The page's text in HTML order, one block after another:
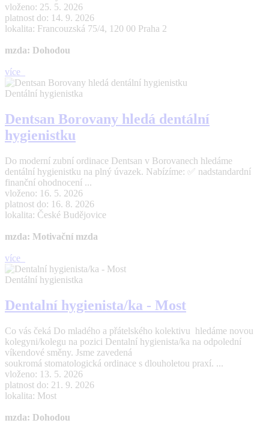
vloženo: 25. 5. 2026
platnost do: 14. 9. 2026
lokalita: Francouzská 75/4, 120 00 Praha 2
mzda: Dohodou
více
Dentální hygienistka
Dentsan Borovany hledá dentální
hygienistku
Do moderní zubní ordinace Dentsan v Borovanech hledáme
dentální hygienistku na plný úvazek. Nabízíme: ✅ nadstandardní
finanční ohodnocení ...
vloženo: 16. 5. 2026
platnost do: 16. 8. 2026
lokalita: České Budějovice
mzda: Motivační mzda
více
Dentální hygienistka
Dentalní hygienista/ka - Most
Co vás čeká Do mladého a přátelského kolektivu hledáme novou
kolegyni/kolegu na pozici Dentalní hygienista/ka na odpolední
víkendové směny. Jsme zavedená
soukromá stomatologická ordinace s dlouholetou praxí. ...
vloženo: 13. 5. 2026
platnost do: 21. 9. 2026
lokalita: Most
mzda: Dohodou